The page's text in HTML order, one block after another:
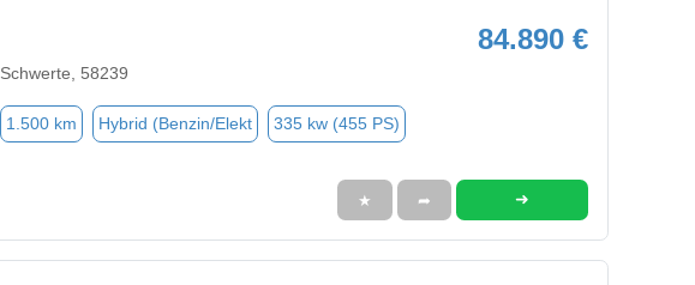
84.890 €
Schwerte, 58239
1.500 km Hybrid (Benzin/Elekt 335 kw (455 PS)
★ ➦ ➜